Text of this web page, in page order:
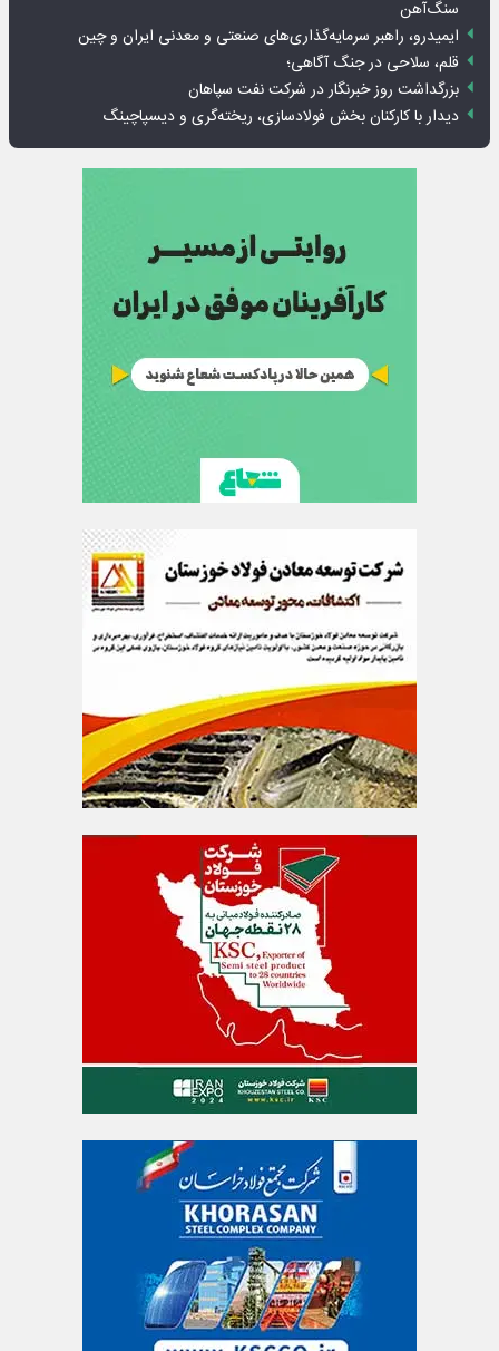
سنگ‌آهن
ایمیدرو، راهبر سرمایه‌گذاری‌های صنعتی و معدنی ایران و چین
قلم، سلاحی در جنگ آگاهی؛
بزرگداشت روز خبرنگار در شرکت نفت سپاهان
دیدار با کارکنان بخش فولادسازی، ریخته‌گری و دیسپاچینگ